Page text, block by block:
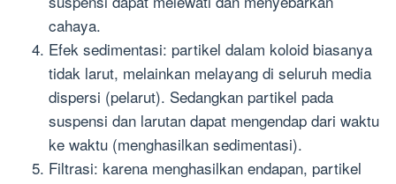
cahaya.
Efek sedimentasi: partikel dalam koloid biasanya
tidak larut, melainkan melayang di seluruh media
dispersi (pelarut). Sedangkan partikel pada
suspensi dan larutan dapat mengendap dari waktu
ke waktu (menghasilkan sedimentasi).
Filtrasi: karena menghasilkan endapan, partikel